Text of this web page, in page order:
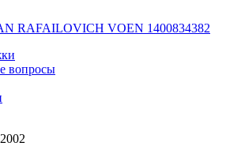
RAFAILOVICH VOEN 1400834382
вопросы